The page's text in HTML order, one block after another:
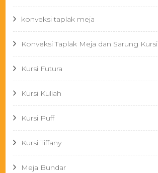
konveksi taplak meja
Konveksi Taplak Meja dan Sarung Kursi
Kursi Futura
Kursi Kuliah
Kursi Puff
Kursi Tiffany
Meja Bundar